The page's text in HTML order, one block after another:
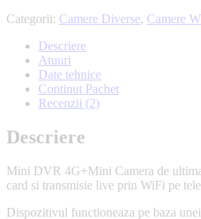
Categorii: Camere Diverse, Camere
Descriere
Atuuri
Date tehnice
Continut Pachet
Recenzii (2)
Descriere
Mini DVR 4G+Mini Camera de
card si transmisie live prin WiFi pe
Dispozitivul functioneaza pe baza